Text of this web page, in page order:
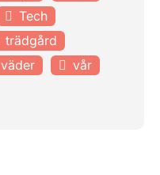
Tech
trädgård
väder
vår